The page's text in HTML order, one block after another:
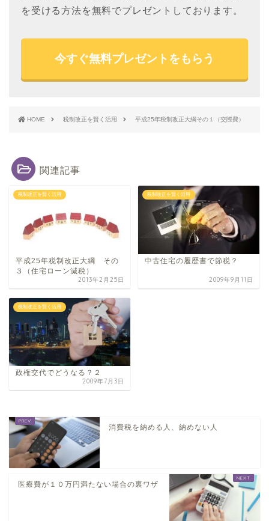
を受ける方法を無料でプレゼントしております。
今すぐ無料プレゼントをもらう
HOME 税制改正を賢く活用 平成25年税制改正大綱その１（交際費）
関連記事
税制改正を賢く活用
平成25年税制改正大綱 その
３（住宅ローン減税）
2013年2月25日
税制改正を賢く活用
中古住宅の履歴書で節税？
2009年9月11日
税制改正を賢く活用
政権交代でどうなる？２
2009年7月3日
消費税を納める人、納めない人
医療費が１０万円満たない場合の裏ワザ